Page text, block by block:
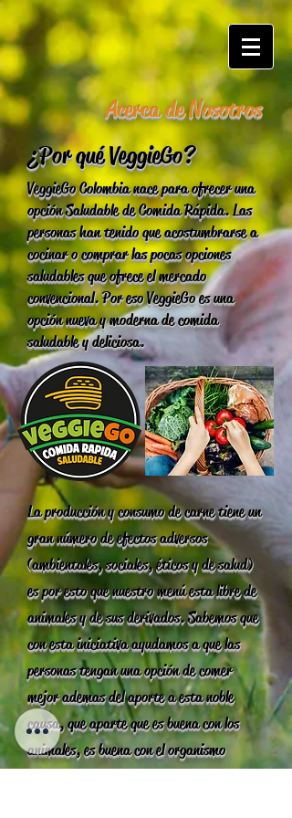
Acerca de Nosotros
¿Por qué VeggieGo ?
VeggieGo Colombia nace para ofrecer una
opción Saludable de Comida Rápida. Las
personas han tenido que acostumbrarse a
cocinar o comprar las pocas opciones
saludables que ofrece el mercado
convencional. Por eso VeggieGo es una
opción nueva y moderna de comida
saludable y deliciosa.
La producción y consumo de carne tiene un
gran número de efectos adversos
(ambientales, sociales, éticos y de salud)
es por esto que nuestro menú esta libre de
animales y de sus derivados.Sabemos que
con esta iniciativa ayudamos a que las
personas tengan una opción de comer
mejor ademas del aporte a esta noble
causa, que aparte que es buena con los
animales, es buena con el organismo